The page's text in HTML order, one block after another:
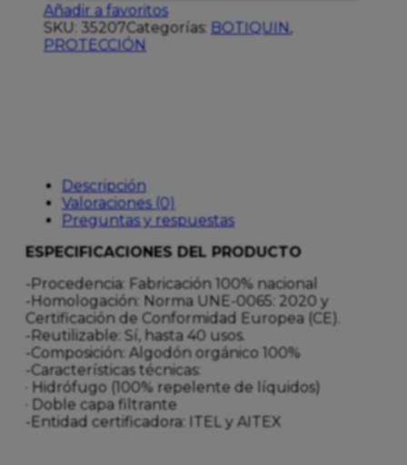
Añadir a favoritos
SKU: 35207Categorías: BOTIQUIN,
PROTECCIÓN
Descripción
Valoraciones (0)
Preguntas y respuestas
ESPECIFICACIONES DEL PRODUCTO
-Procedencia: Fabricación 100% nacional
-Homologación: Norma UNE-0065: 2020 y
Certificación de Conformidad Europea (CE).
-Reutilizable: Sí, hasta 40 usos.
-Composición: Algodón orgánico 100%
-Características técnicas:
· Hidrófugo (100% repelente de líquidos)
· Doble capa filtrante
-Entidad certificadora: ITEL y AITEX